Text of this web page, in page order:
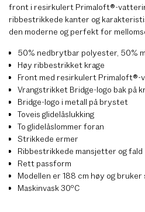
front i resirkulert Primaloft®-
ribbestrikkede kanter og
den moderne og perfekt for
50% nedbrytbar polyester, 50%
Høy ribbestrikket krage
Front med resirkulert Primaloft®-
Vrangstrikket Bridge-logo bak på
Bridge-logo i metall på brystet
Toveis glidelåslukking
To glidelåslommer foran
Strikkede ermer
Ribbestrikkede mansjetter og fald
Rett passform
Modellen er 188 cm høy og bruker
Maskinvask 30ºC